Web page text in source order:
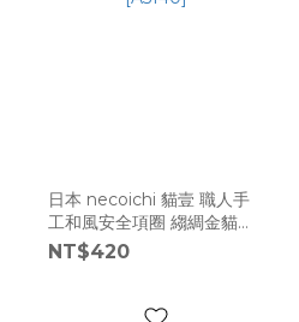
日本 necoichi 貓壹 職人手
工和風安全項圈 縐綢金貓鈴
- 灰黑 [A5140]
NT$420